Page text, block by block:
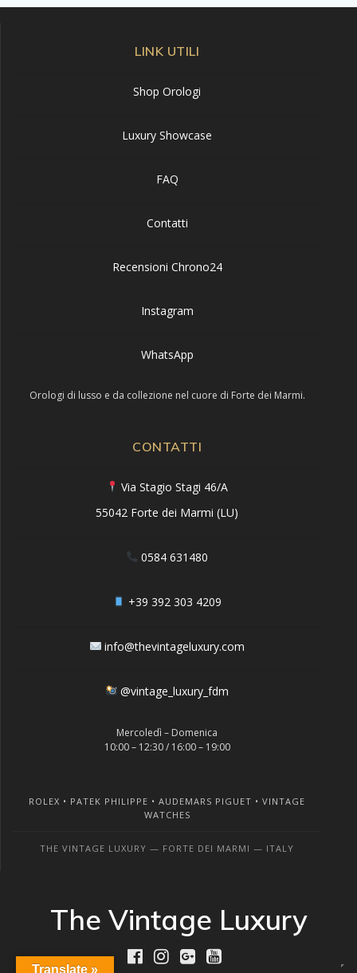
LINK UTILI
Shop Orologi
Luxury Showcase
FAQ
Contatti
Recensioni Chrono24
Instagram
WhatsApp
Orologi di lusso e da collezione nel cuore di Forte dei Marmi.
CONTATTI
Via Stagio Stagi 46/A
55042 Forte dei Marmi (LU)
0584 631480
+39 392 303 4209
info@thevintageluxury.com
@vintage_luxury_fdm
Mercoledì – Domenica
10:00 – 12:30 / 16:00 – 19:00
ROLEX • PATEK PHILIPPE • AUDEMARS PIGUET • VINTAGE
WATCHES
THE VINTAGE LUXURY — FORTE DEI MARMI — ITALY
The Vintage Luxury
Translate »